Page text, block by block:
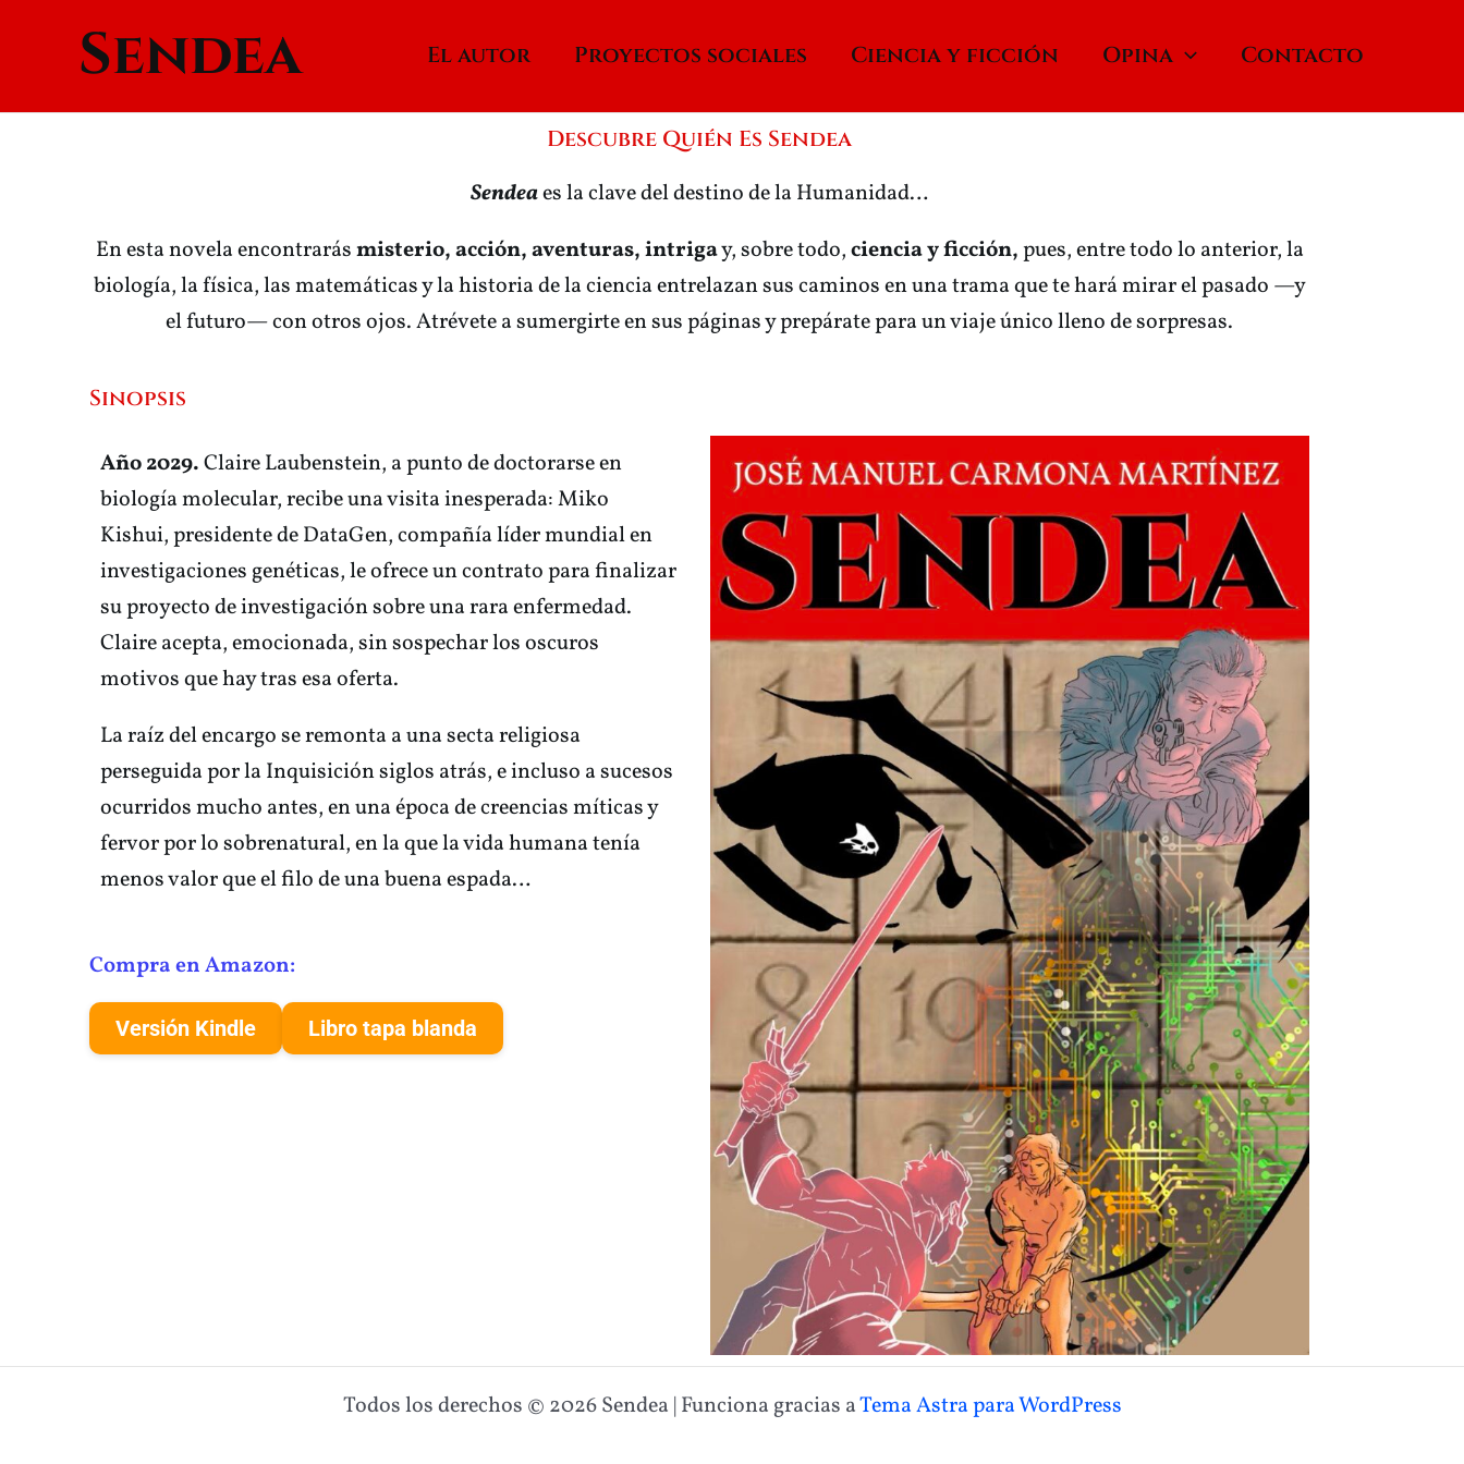
Sendea El autor Proyectos sociales Ciencia y ficción Opina Contacto
Descubre Quién Es Sendea
Sendeaes la clave del destino de la Humanidad…
En esta novela encontrarásmisterio, acción, aventuras, intrigay, sobre todo,ciencia y ficción,pues, entre todo lo anterior, la
biología, la física, las matemáticas y la historia de la ciencia entrelazan sus caminos en una trama que te hará mirar el pasado —y
el futuro— con otros ojos. Atrévete a sumergirte en sus páginas y prepárate para un viaje único lleno de sorpresas.
Sinopsis
Año 2029.Claire Laubenstein, a punto de doctorarse en
biología molecular, recibe una visita inesperada: Miko
Kishui, presidente de DataGen, compañía líder mundial en
investigaciones genéticas, le ofrece un contrato para finalizar
su proyecto de investigación sobre una rara enfermedad.
Claire acepta, emocionada, sin sospechar los oscuros
motivos que hay tras esa oferta.
La raíz del encargo se remonta a una secta religiosa
perseguida por la Inquisición siglos atrás, e incluso a sucesos
ocurridos mucho antes, en una época de creencias míticas y
fervor por lo sobrenatural, en la que la vida humana tenía
menos valor que el filo de una buena espada…
Compra en Amazon:
Versión Kindle Libro tapa blanda
Todos los derechos © 2026 Sendea | Funciona gracias aTema Astra para WordPress